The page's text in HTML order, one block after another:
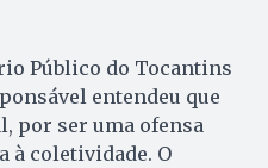
Público do Tocantins
entendeu que
por ser uma ofensa
à coletividade. O